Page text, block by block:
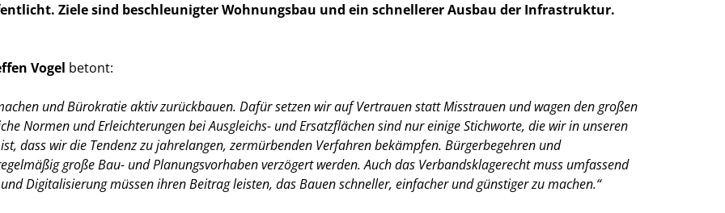
Ziele sind beschleunigter Wohnungsbau und ein schnellerer Ausbau der Infrastruktur.
Vogel betont:
und Bürokratie aktiv zurückbauen. Dafür setzen wir auf Vertrauen statt Misstrauen und wagen den großen
Normen und Erleichterungen bei Ausgleichs- und Ersatzflächen sind nur einige Stichworte, die wir in unseren
dass wir die Tendenz zu jahrelangen, zermürbenden Verfahren bekämpfen. Bürgerbegehren und
große Bau- und Planungsvorhaben verzögert werden. Auch das Verbandsklagerecht muss umfassend
Digitalisierung müssen ihren Beitrag leisten, das Bauen schneller, einfacher und günstiger zu machen.“